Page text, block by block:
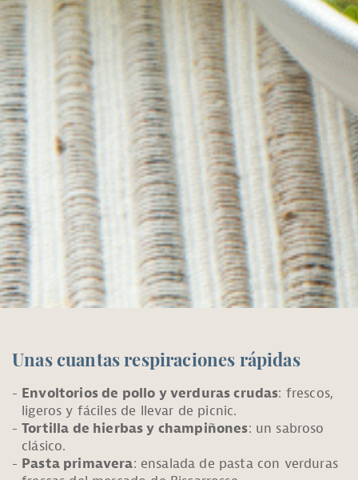
Unas cuantas respiraciones rápidas
Envoltorios de pollo y verduras crudas: frescos,
ligeros y fáciles de llevar de picnic.
Tortilla de hierbas y champiñones: un sabroso
clásico.
Pasta primavera: ensalada de pasta con verduras